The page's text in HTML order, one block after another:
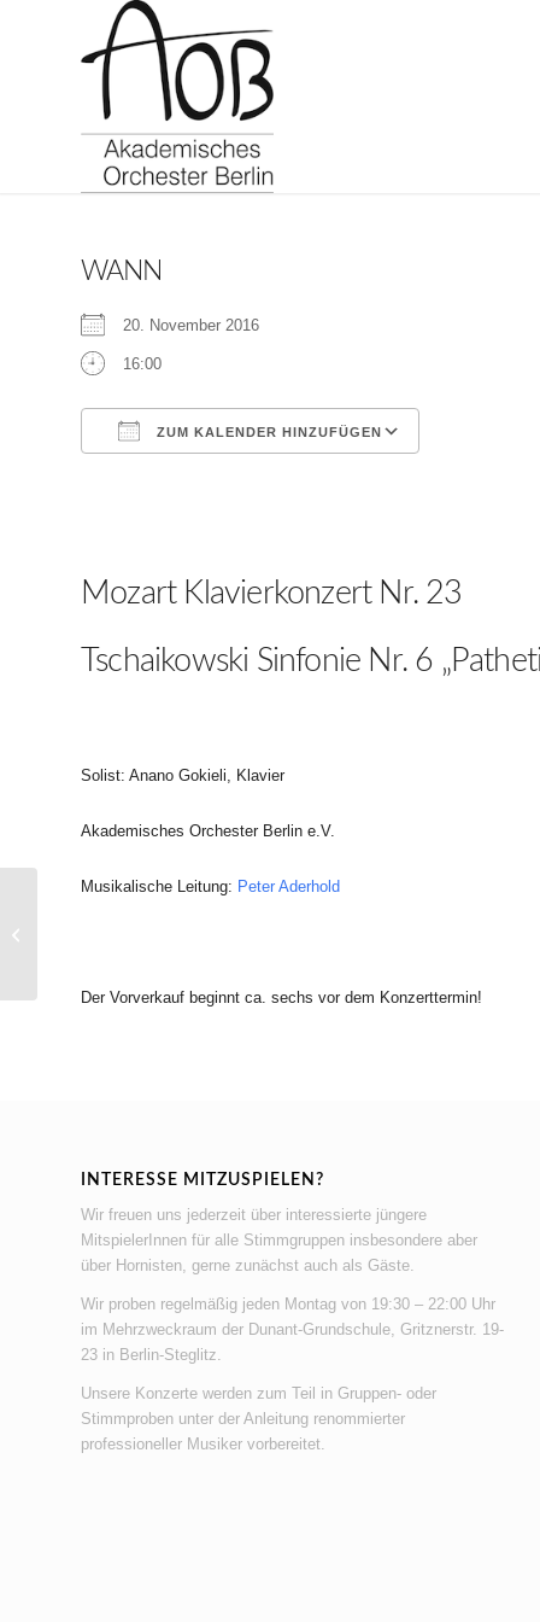
WANN
20. November 2016
16:00
ZUM KALENDER HINZUFÜGEN
Mozart Klavierkonzert Nr. 23
Tschaikowski Sinfonie Nr. 6
Solist: Anano Gokieli, Klavier
Akademisches Orchester Berlin e.V.
Musikalische Leitung: Peter Aderhold
Der Vorverkauf beginnt ca. sechs vor dem Konzerttermin!
INTERESSE MITZUSPIELEN?
Wir freuen uns jederzeit über interessierte jüngere
MitspielerInnen für alle Stimmgruppen insbesondere aber
über Hornisten, gerne zunächst auch als Gäste.
Wir proben regelmäßig jeden Montag von 19:30 – 22:00 Uhr
im Mehrzweckraum der Dunant-Grundschule, Gritznerstr. 19-
23 in Berlin-Steglitz.
Unsere Konzerte werden zum Teil in Gruppen- oder
Stimmproben unter der Anleitung renommierter
professioneller Musiker vorbereitet.